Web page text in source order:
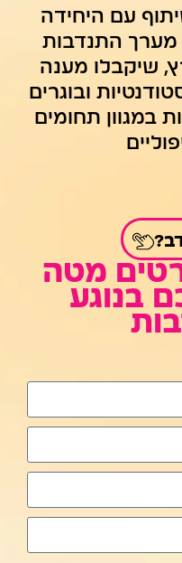
מטה
בנוגע
עם היחידה
מערך התנדבות
שיקבלו מענה
ובוגרים
במגוון תחומים